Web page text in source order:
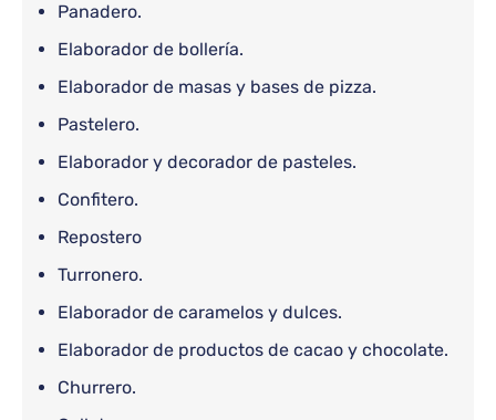
Panadero.
Elaborador de bollería.
Elaborador de masas y bases de pizza.
Pastelero.
Elaborador y decorador de pasteles.
Confitero.
Repostero
Turronero.
Elaborador de caramelos y dulces.
Elaborador de productos de cacao y chocolate.
Churrero.